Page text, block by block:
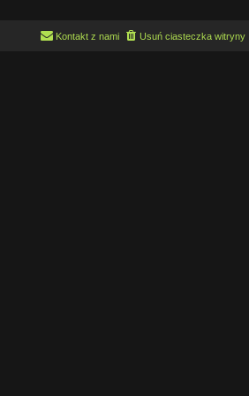
Usuń ciasteczka witryny
Kontakt z nami